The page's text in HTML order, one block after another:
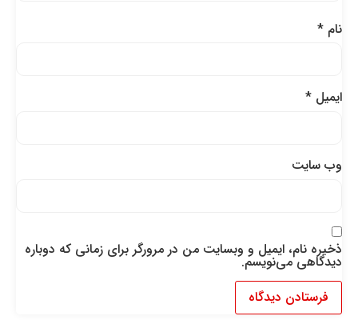
نام*
ایمیل*
وب‌ سایت
ذخیره نام، ایمیل و وبسایت من در مرورگر برای زمانی که دوباره
دیدگاهی می‌نویسم.